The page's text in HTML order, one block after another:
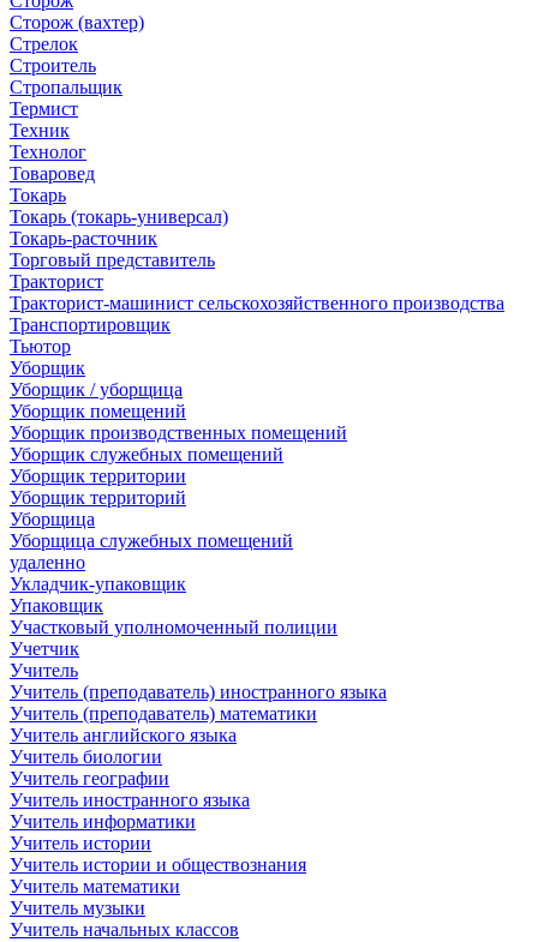
Сторож (вахтер)
Стрелок
Строитель
Стропальщик
Термист
Техник
Технолог
Товаровед
Токарь
Токарь (токарь-универсал)
Токарь-расточник
Торговый представитель
Тракторист
Тракторист-машинист сельскохозяйственного производства
Транспортировщик
Тьютор
Уборщик
Уборщик / уборщица
Уборщик помещений
Уборщик производственных помещений
Уборщик служебных помещений
Уборщик территории
Уборщик территорий
Уборщица
Уборщица служебных помещений
удаленно
Укладчик-упаковщик
Упаковщик
Участковый уполномоченный полиции
Учетчик
Учитель
Учитель (преподаватель) иностранного языка
Учитель (преподаватель) математики
Учитель английского языка
Учитель биологии
Учитель географии
Учитель иностранного языка
Учитель информатики
Учитель истории
Учитель истории и обществознания
Учитель математики
Учитель музыки
Учитель начальных классов